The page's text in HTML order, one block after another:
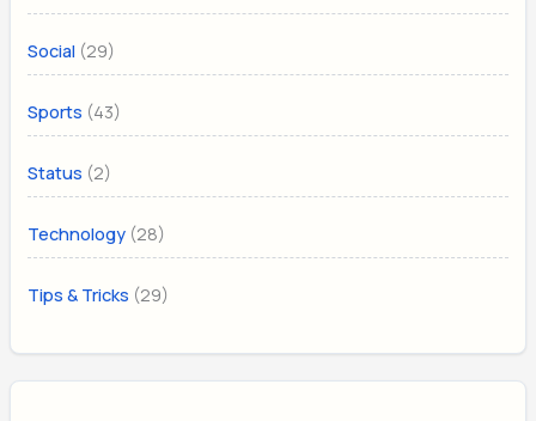
Social (29)
Sports (43)
Status (2)
Technology (28)
Tips & Tricks (29)